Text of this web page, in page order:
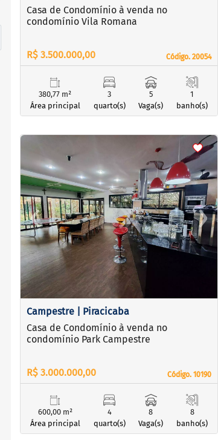
Código. 20054
Código. 20054
Casa de Condomínio à venda no
condomínio Vila Romana
R$ 3.500.000,00
380,77 m²
Área principal
3
quarto(s)
5
Vaga(s)
1
banho(s)
<
‹Previous ›Next
Campestre | Piracicaba
Código. 10190
Código. 10190
Casa de Condomínio à venda no
condomínio Park Campestre
R$ 3.000.000,00
600,00 m²
Área principal
4
quarto(s)
8
Vaga(s)
8
banho(s)